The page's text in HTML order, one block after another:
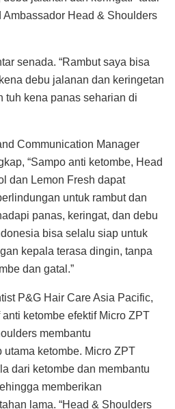
Ambassador Head & Shoulders
senada. “Rambut saya bisa
debu jalanan dan keringetan
tuh kena panas seharian di
Communication Manager
“Sampo anti ketombe, Head
dan Lemon Fresh dapat
untuk rambut dan
panas, keringat, dan debu
bisa selalu siap untuk
kepala terasa dingin, tanpa
dan gatal.”
P&G Hair Care Asia Pacific,
ketombe efektif Micro ZPT
membantu
ketombe. Micro ZPT
dari ketombe dan membantu
memberikan
lama. “Head & Shoulders